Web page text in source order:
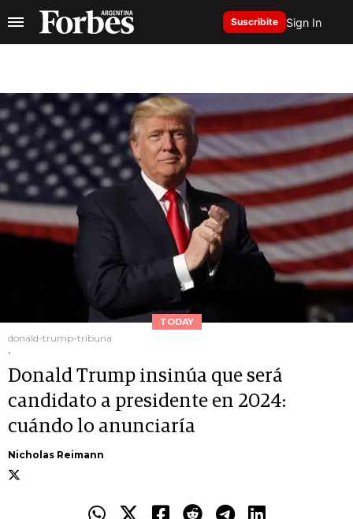
Suscribite Sign In
TODAY
donald-trump-tribuna
.
Donald Trump insinúa que será
candidato a presidente en 2024:
cuándo lo anunciaría
Nicholas Reimann